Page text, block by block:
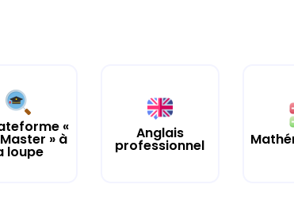
«
» à
loupe
Anglais
professionnel